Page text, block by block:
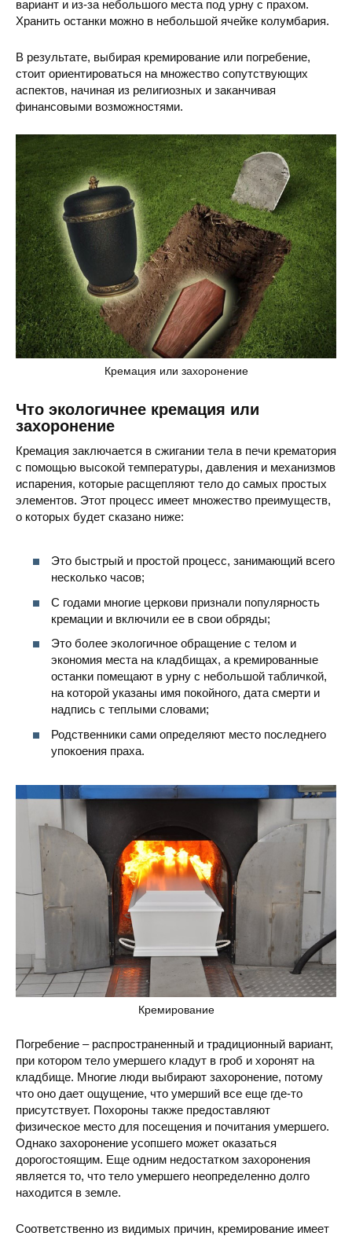
вариант и из-за небольшого места под урну с прахом.
Хранить останки можно в небольшой ячейке колумбария.
В результате, выбирая кремирование или погребение,
стоит ориентироваться на множество сопутствующих
аспектов, начиная из религиозных и заканчивая
финансовыми возможностями.
Кремация или захоронение
Что экологичнее кремация или
захоронение
Кремация заключается в сжигании тела в печи крематория
с помощью высокой температуры, давления и механизмов
испарения, которые расщепляют тело до самых простых
элементов. Этот процесс имеет множество преимуществ,
о которых будет сказано ниже:
Это быстрый и простой процесс, занимающий всего
несколько часов;
С годами многие церкови признали популярность
кремации и включили ее в свои обряды;
Это более экологичное обращение с телом и
экономия места на кладбищах, а кремированные
останки помещают в урну с небольшой табличкой,
на которой указаны имя покойного, дата смерти и
надпись с теплыми словами;
Родственники сами определяют место последнего
упокоения праха.
Кремирование
Погребение – распространенный и традиционный вариант,
при котором тело умершего кладут в гроб и хоронят на
кладбище. Многие люди выбирают захоронение, потому
что оно дает ощущение, что умерший все еще где-то
присутствует. Похороны также предоставляют
физическое место для посещения и почитания умершего.
Однако захоронение усопшего может оказаться
дорогостоящим. Еще одним недостатком захоронения
является то, что тело умершего неопределенно долго
находится в земле.
Соответственно из видимых причин, кремирование имеет